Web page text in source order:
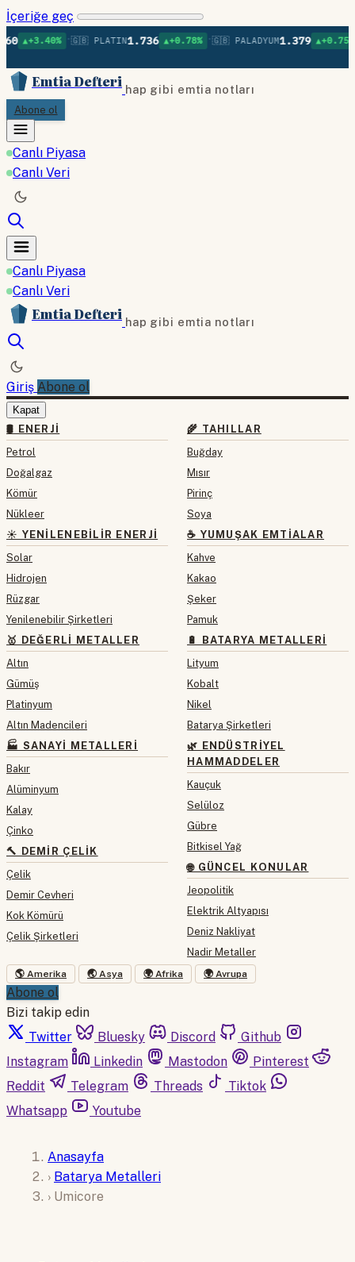
İçeriğe geç
🇬🇧 PLATIN 1.736 ▲+0.78% 🇬🇧 PALADYUM 1.379 ▲+0.75% 🇬🇧
Emtia Defteri hap gibi emtia notları
Abone ol
Canlı Piyasa
Canlı Veri
Canlı Piyasa
Canlı Veri
Emtia Defteri hap gibi emtia notları
Giriş Abone ol
Kapat
🛢 ENERJI
Petrol
Doğalgaz
Kömür
Nükleer
☀️ YENILENEBILIR ENERJI
Solar
Hidrojen
Rüzgar
Yenilenebilir Şirketleri
🥇 DEĞERLI METALLER
Altın
Gümüş
Platinyum
Altın Madencileri
🏭 SANAYI METALLERI
Bakır
Alüminyum
Kalay
Çinko
🔨 DEMIR ÇELIK
Çelik
Demir Cevheri
Kok Kömürü
Çelik Şirketleri
🌾 TAHILLAR
Buğday
Mısır
Pirinç
Soya
☕ YUMUŞAK EMTIALAR
Kahve
Kakao
Şeker
Pamuk
🔋 BATARYA METALLERI
Lityum
Kobalt
Nikel
Batarya Şirketleri
🌿 ENDÜSTRIYEL
HAMMADDELER
Kauçuk
Selüloz
Gübre
Bitkisel Yağ
🌐 GÜNCEL KONULAR
Jeopolitik
Elektrik Altyapısı
Deniz Nakliyat
Nadir Metaller
🌎 Amerika 🌏 Asya 🌍 Afrika 🌍 Avrupa
Abone ol
Bizi takip edin
Twitter
Bluesky Discord
Github
Instagram
Linkedin Mastodon
Pinterest
Reddit
Telegram Threads
Tiktok
Whatsapp
Youtube
Anasayfa
› Batarya Metalleri
› Umicore